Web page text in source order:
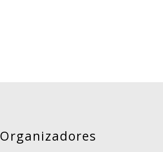
Organizadores